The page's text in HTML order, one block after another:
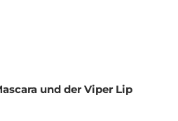
und der Viper Lip